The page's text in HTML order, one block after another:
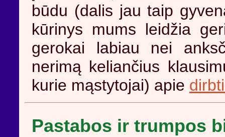
būdu (dalis jau taip
kūrinys mums leidžia
gerokai labiau nei
nerimą keliančius
kurie mąstytojai) apie
Pastabos ir trumpos